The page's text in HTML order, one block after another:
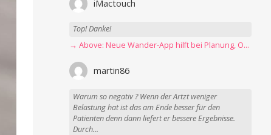
iMactouch
Top! Danke!
→ Above: Neue Wander-App hilft bei Planung, Orientierung und Erinnerungen
martin86
Warum so negativ ? Wenn der Artzt weniger
Belastung hat ist das am Ende besser für den
Patienten denn dann liefert er bessere Ergebnisse.
Durch...